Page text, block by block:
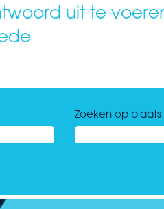
uit te
Zoeken op plaats